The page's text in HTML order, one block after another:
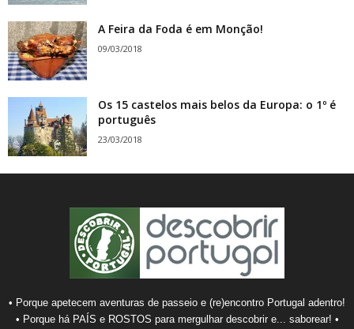
A Feira da Foda é em Monção!
09/03/2018
Os 15 castelos mais belos da Europa: o 1º é
português
23/03/2018
• Porque apetecem aventuras de passeio e (re)encontro Portugal adentro!
• Porque há PAÍS e ROSTOS para mergulhar descobrir e... saborear! •